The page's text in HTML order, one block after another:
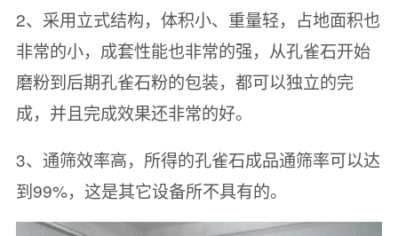
2、采用立式结构，体积小、重量轻，占地面积也
非常的小，成套性能也非常的强，从孔雀石开始
磨粉到后期孔雀石粉的包装，都可以独立的完
成，并且完成效果还非常的好。
3、通筛效率高，所得的孔雀石成品通筛率可以达
到99%，这是其它设备所不具有的。